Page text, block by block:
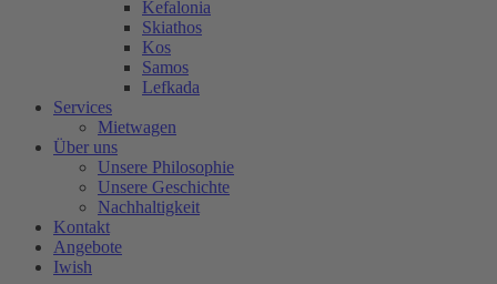
Kefalonia
Skiathos
Kos
Samos
Lefkada
Services
Mietwagen
Über uns
Unsere Philosophie
Unsere Geschichte
Nachhaltigkeit
Kontakt
Angebote
Iwish